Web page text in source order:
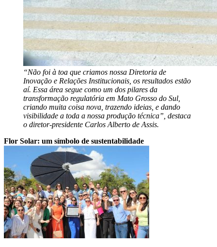
“Não foi à toa que criamos nossa Diretoria de
Inovação e Relações Institucionais, os resultados estão
aí. Essa área segue como um dos pilares da
transformação regulatória em Mato Grosso do Sul,
criando muita coisa nova, trazendo ideias, e dando
visibilidade a toda a nossa produção técnica”, destaca
o diretor-presidente Carlos Alberto de Assis.
Flor Solar: um símbolo de sustentabilidade